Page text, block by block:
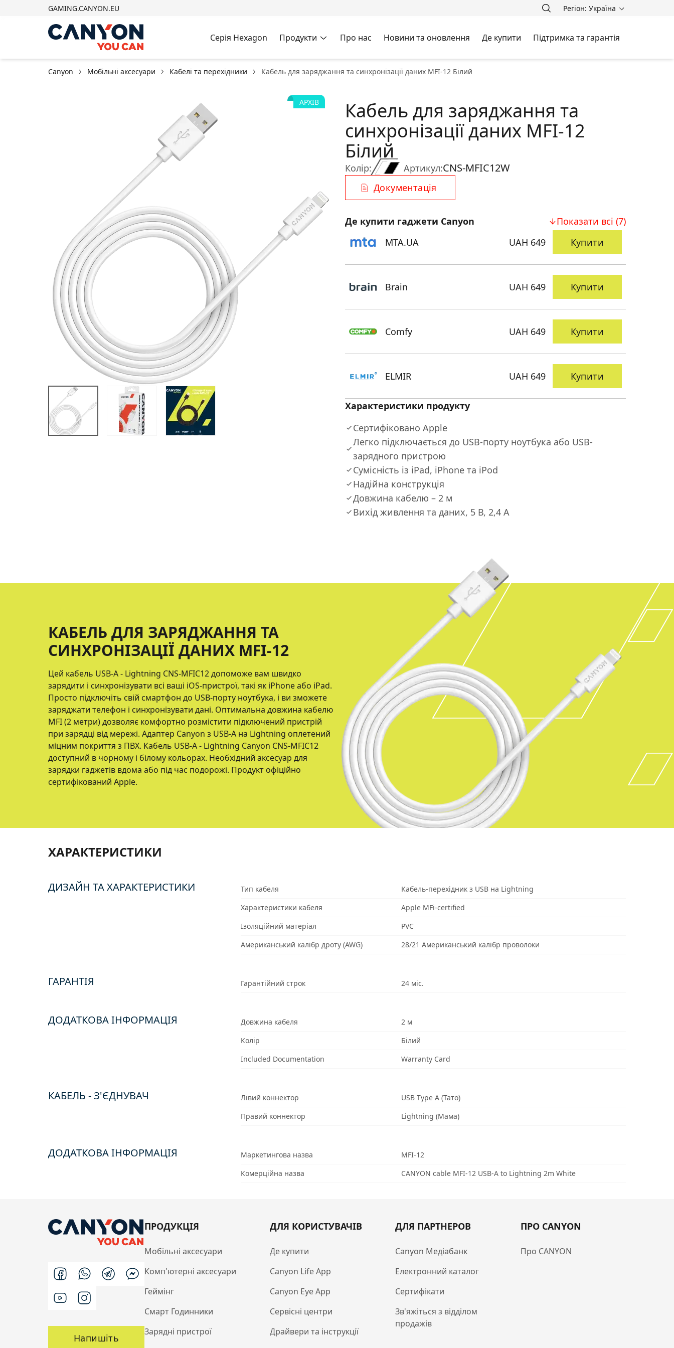
GAMING.CANYON.EU Регіон: Україна
Серія Hexagon Продукти Про нас Новини та оновлення Де купити Підтримка та гарантія
Canyon Мобільні аксесуари Кабелі та перехідники Кабель для заряджання та синхронізації даних MFI-12 Білий
АРХІВ
Колір:
Кабель для заряджання та
синхронізації даних MFI-12
Білий
Артикул:CNS-MFIC12W
Документація
Характеристики продукту
Сертифіковано Apple
Легко підключається до USB-порту ноутбука або USB-
зарядного пристрою
Сумісність із iPad, iPhone та iPod
Надійна конструкція
Довжина кабелю – 2 м
Вихід живлення та даних, 5 В, 2,4 А
Де купити гаджети Canyon
MTA.UA
UAH 649 Купити
Brain UAH 649 Купити
Comfy UAH 649 Купити
ELMIR UAH 649 Купити
Показати всі (7)
КАБЕЛЬ ДЛЯ ЗАРЯДЖАННЯ ТА
СИНХРОНІЗАЦІЇ ДАНИХ MFI-12
Цей кабель USB-A - Lightning CNS-MFIC12 допоможе вам швидко
зарядити і синхронізувати всі ваші iOS-пристрої, такі як iPhone або iPad.
Просто підключіть свій смартфон до USB-порту ноутбука, і ви зможете
заряджати телефон і синхронізувати дані. Оптимальна довжина кабелю
MFI (2 метри) дозволяє комфортно розмістити підключений пристрій
при зарядці від мережі. Адаптер Canyon з USB-A на Lightning оплетений
міцним покриття з ПВХ. Кабель USB-A - Lightning Canyon CNS-MFIC12
доступний в чорному і білому кольорах. Необхідний аксесуар для
зарядки гаджетів вдома або під час подорожі. Продукт офіційно
сертифікований Apple.
ХАРАКТЕРИСТИКИ
ДИЗАЙН ТА ХАРАКТЕРИСТИКИ Тип кабеля
Кабель-перехідник з USB на Lightning
Характеристики кабеля
Apple MFi-certified
Ізоляційний матеріал
PVC
Американський калібр дроту (AWG)
28/21 Американський калібр проволоки
ГАРАНТІЯ Гарантійний строк 24 міс.
ДОДАТКОВА ІНФОРМАЦІЯ Довжина кабеля
2 м
Колір
Білий
Included Documentation
Warranty Card
КАБЕЛЬ - З'ЄДНУВАЧ Лівий коннектор
USB Type A (Тато)
Правий коннектор
Lightning (Мама)
ДОДАТКОВА ІНФОРМАЦІЯ Маркетингова назва
MFI-12
Комерційна назва
CANYON cable MFI-12 USB-A to Lightning 2m White
Напишіть
ПРОДУКЦІЯ
Мобільні аксесуари
Комп'ютерні аксесуари
Геймінг
Смарт Годинники
Зарядні пристрої
ДЛЯ КОРИСТУВАЧІВ
Де купити
Canyon Life App
Canyon Eye App
Сервісні центри
Драйвери та інструкції
ДЛЯ ПАРТНЕРОВ
Canyon Медіабанк
Електронний каталог
Сертифікати
Зв'яжіться з відділом
продажів
ПРО CANYON
Про CANYON